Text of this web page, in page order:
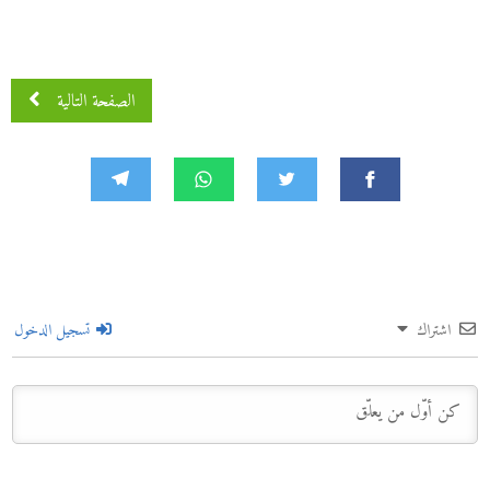
الصفحة التالية
اشتراك تسجيل الدخول